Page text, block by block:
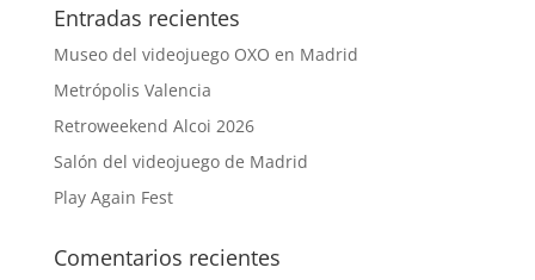
Entradas recientes
Museo del videojuego OXO en Madrid
Metrópolis Valencia
Retroweekend Alcoi 2026
Salón del videojuego de Madrid
Play Again Fest
Comentarios recientes